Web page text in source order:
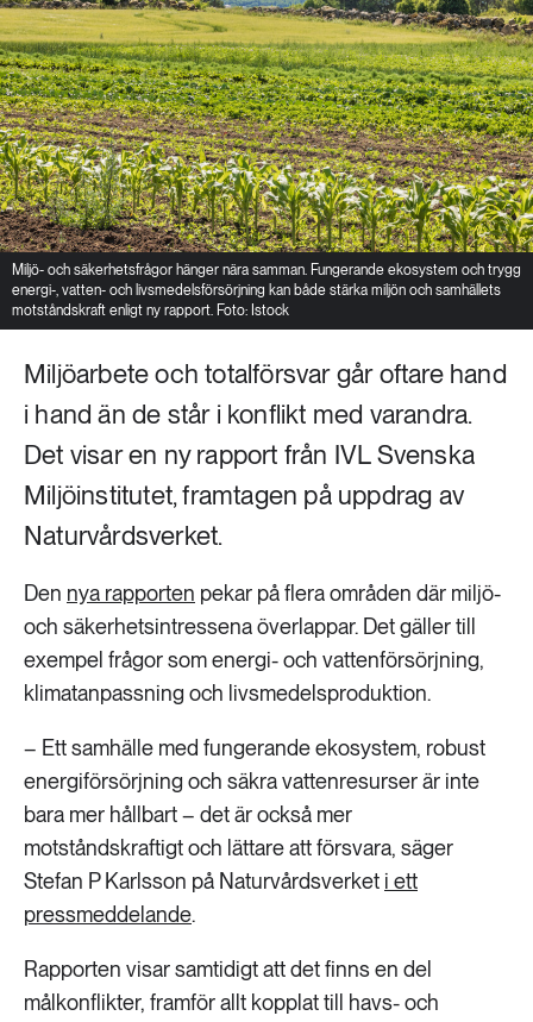
Miljö- och säkerhetsfrågor hänger nära samman. Fungerande ekosystem och trygg
energi-, vatten- och livsmedelsförsörjning kan både stärka miljön och samhällets
motståndskraft enligt ny rapport. Foto: Istock
Miljöarbete och totalförsvar går oftare hand
i hand än de står i konflikt med varandra.
Det visar en ny rapport från IVL Svenska
Miljöinstitutet, framtagen på uppdrag av
Naturvårdsverket.
Den nya rapporten pekar på flera områden där miljö-
och säkerhetsintressena överlappar. Det gäller till
exempel frågor som energi- och vattenförsörjning,
klimatanpassning och livsmedelsproduktion.
– Ett samhälle med fungerande ekosystem, robust
energiförsörjning och säkra vattenresurser är inte
bara mer hållbart – det är också mer
motståndskraftigt och lättare att försvara, säger
Stefan P Karlsson på Naturvårdsverket i ett
pressmeddelande.
Rapporten visar samtidigt att det finns en del
målkonflikter, framför allt kopplat till havs- och